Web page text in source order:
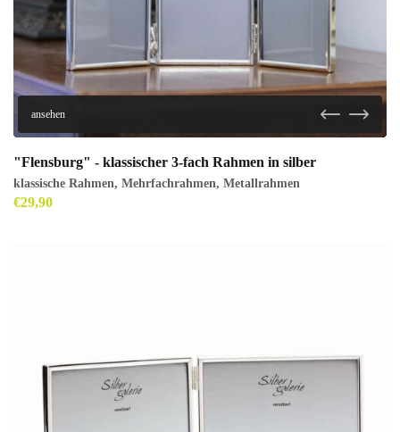
ansehen
"Flensburg" - klassischer 3-fach Rahmen in silber
klassische Rahmen, Mehrfachrahmen, Metallrahmen
€29,90